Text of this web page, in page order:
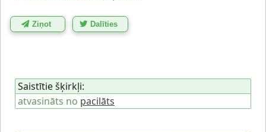
Ziņot Dalīties
Saistītie šķirkļi:
atvasināts no pacilāts